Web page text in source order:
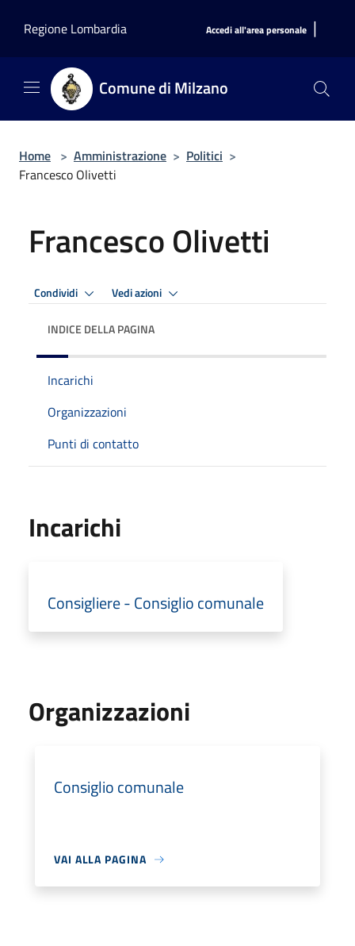
Regione Lombardia
Accedi all'area personale |
Comune di Milzano
Home > Amministrazione > Politici >
Francesco Olivetti
Francesco Olivetti
Condividi Vedi azioni
INDICE DELLA PAGINA
Incarichi
Organizzazioni
Punti di contatto
Incarichi
Consigliere - Consiglio comunale
Organizzazioni
Consiglio comunale
VAI ALLA PAGINA